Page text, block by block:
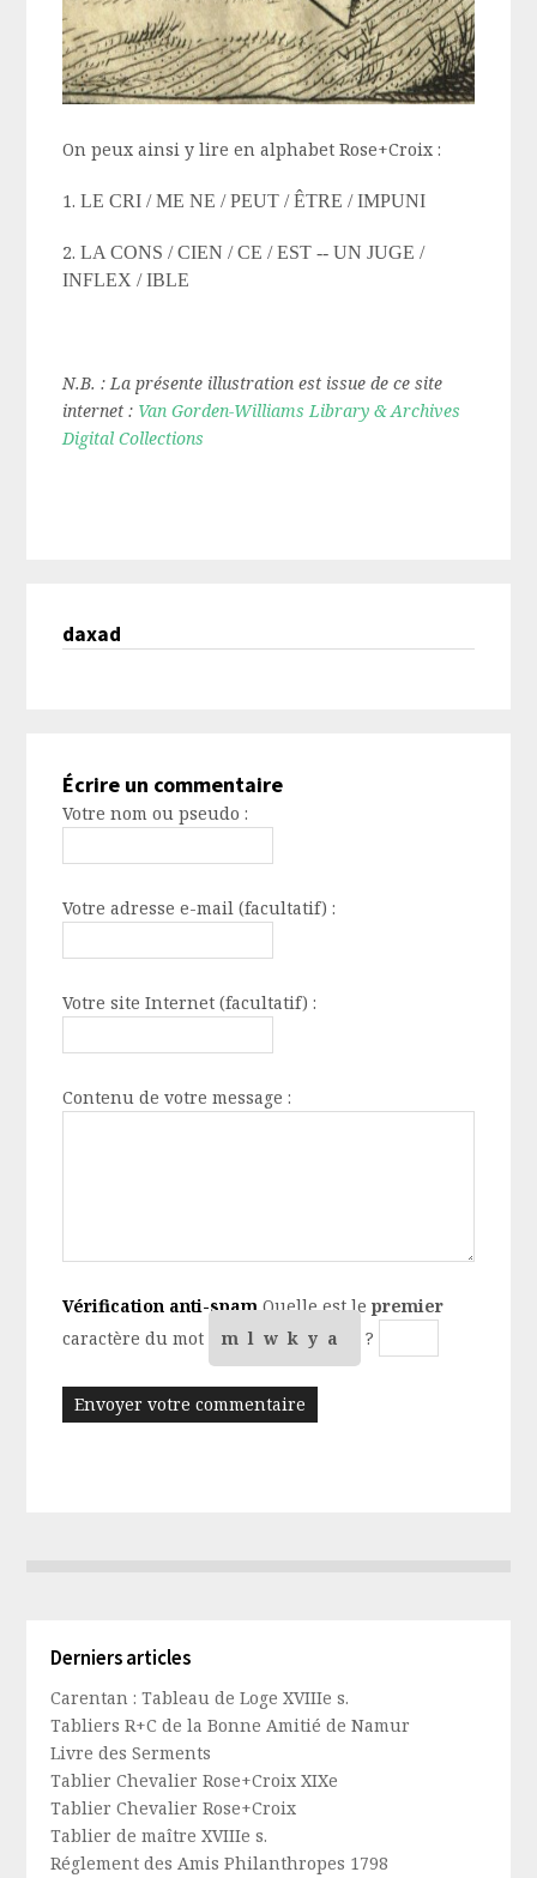
On peux ainsi y lire en alphabet Rose+Croix :
1.LE CRI / ME NE / PEUT / ÊTRE / IMPUNI
2.LA CONS / CIEN / CE / EST -- UN JUGE /
INFLEX / IBLE
N.B. : La présente illustration est issue de ce site
internet : Van Gorden-Williams Library & Archives
Digital Collections
daxad
Écrire un commentaire
Votre nom ou pseudo :
Votre adresse e-mail (facultatif) :
Votre site Internet (facultatif) :
Contenu de votre message :
Vérification anti-spam Quelle est lepremier
caractère du mot
mlwkya ?
Derniers articles
Carentan : Tableau de Loge XVIIIe s.
Tabliers R+C de la Bonne Amitié de Namur
Livre des Serments
Tablier Chevalier Rose+Croix XIXe
Tablier Chevalier Rose+Croix
Tablier de maître XVIIIe s.
Réglement des Amis Philanthropes 1798